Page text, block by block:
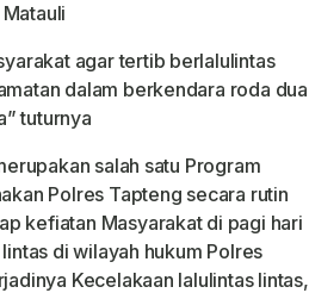
agar tertib berlalulintas
dalam berkendara roda dua
tuturnya
salah satu Program
Polres Tapteng secara rutin
kefiatan Masyarakat di pagi hari
di wilayah hukum Polres
Kecelakaan lalulintas lintas,